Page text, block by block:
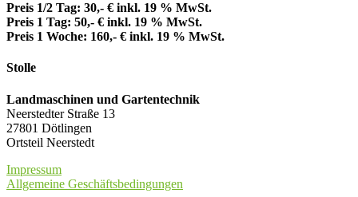
Preis 1/2 Tag: 30,- € inkl. 19 % MwSt.
Preis 1 Tag: 50,- € inkl. 19 % MwSt.
Preis 1 Woche: 160,- € inkl. 19 % MwSt.
Stolle
Landmaschinen und Gartentechnik
Neerstedter Straße 13
27801 Dötlingen
Ortsteil Neerstedt
Impressum
Allgemeine Geschäftsbedingungen